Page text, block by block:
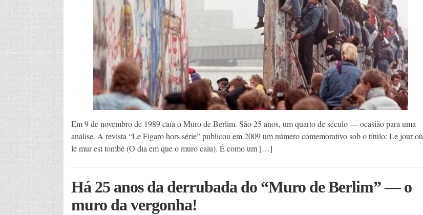
Em 9 de novembro de 1989 caía o Muro de Berlim. São 25 anos, um quarto de século — ocasião para uma
análise. A revista “Le Figaro hors série” publicou em 2009 um número comemorativo sob o título: Le jour où
le mur est tombé (O dia em que o muro caiu). É como um […]
Há 25 anos da derrubada do “Muro de Berlim” — o
muro da vergonha!